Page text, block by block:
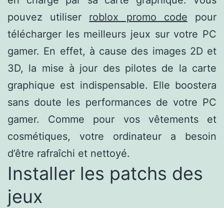
pouvez utiliser roblox promo code pour
télécharger les meilleurs jeux sur votre PC
gamer. En effet, à cause des images 2D et
3D, la mise à jour des pilotes de la carte
graphique est indispensable. Elle boostera
sans doute les performances de votre PC
gamer. Comme pour vos vêtements et
cosmétiques, votre ordinateur a besoin
d’être rafraîchi et nettoyé.
Installer les patchs des
jeux